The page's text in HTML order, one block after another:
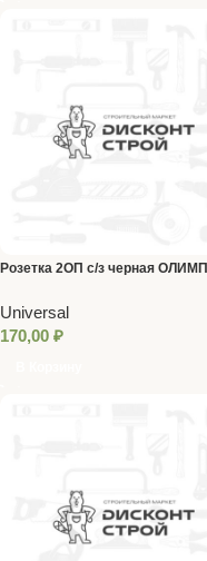
Розетка 2ОП с/з черная ОЛИМП
Universal
170,00 ₽